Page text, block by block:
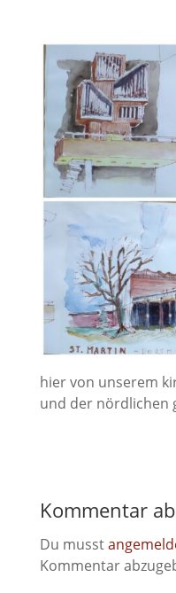
hier von unserem
und der
Kommentar
Du musst
Kommentar